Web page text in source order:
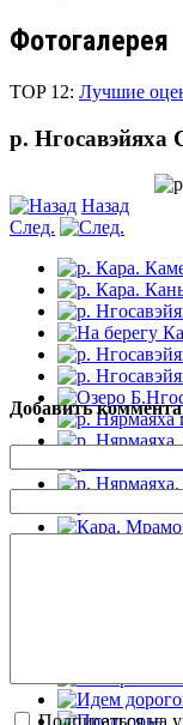
Фотогалерея
TOP 12: Лучшие
р. Нгосавэйяха
Назад
След.
Добавить
Подписаться на